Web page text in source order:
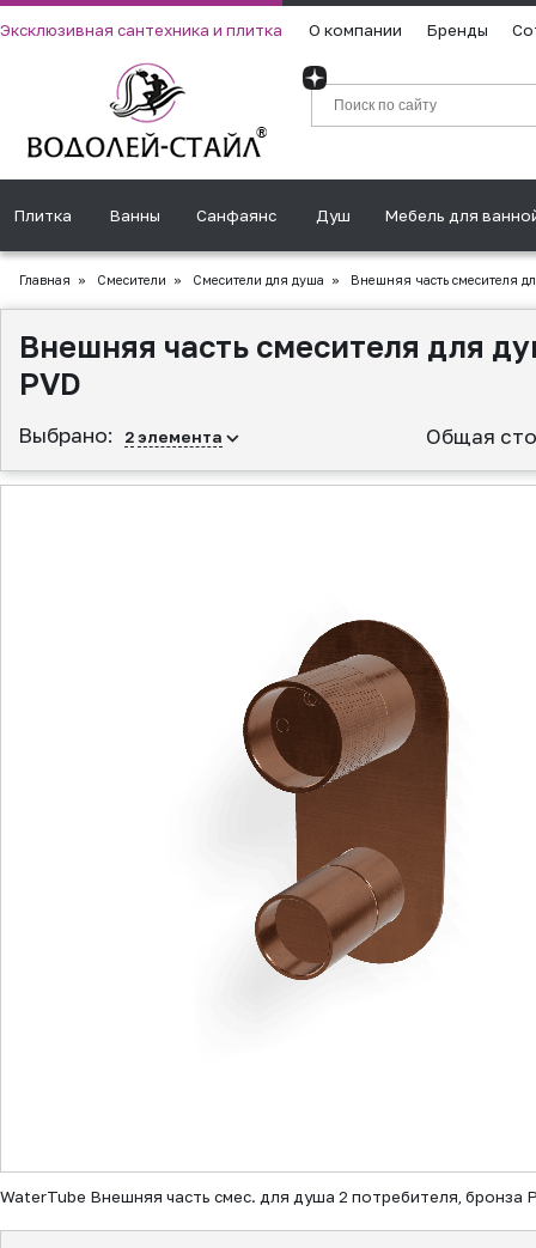
Эксклюзивная сантехника и плитка О компании Бренды
Плитка Ванны Санфаянс Душ Мебель для
Главная » Смесители » Смесители для душа » Внешняя часть смесителя
Внешняя часть смесителя для
PVD
Выбрано: 2элемента Общая
WaterTube Внешняя часть смес. для душа 2 потребителя, бронза